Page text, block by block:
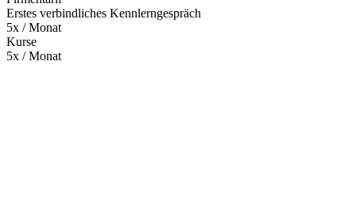
Erstes verbindliches Kennlerngespräch
5x / Monat
Kurse
5x / Monat